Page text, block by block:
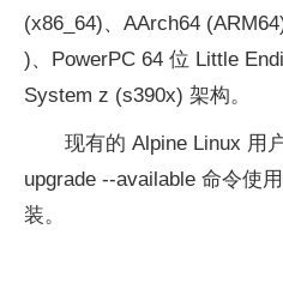
(x86_64)、AArch64
)、PowerPC 64 位 Little
System z (s390x) 架构。
现有的 Alpine Linux 用
upgrade --available 命令使
装。